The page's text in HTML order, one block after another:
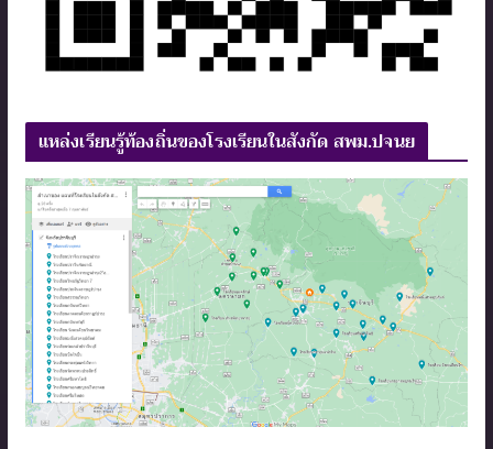
แหล่งเรียนรู้ท้องถิ่นของโรงเรียนในสังกัด สพม.ปจนย